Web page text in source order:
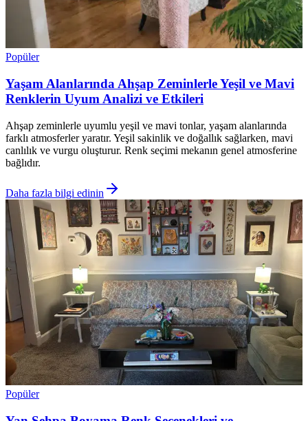
Popüler
Yaşam Alanlarında Ahşap Zeminlerle Yeşil ve Mavi
Renklerin Uyum Analizi ve Etkileri
Ahşap zeminlerle uyumlu yeşil ve mavi tonlar, yaşam alanlarında
farklı atmosferler yaratır. Yeşil sakinlik ve doğallık sağlarken, mavi
canlılık ve vurgu oluşturur. Renk seçimi mekanın genel atmosferine
bağlıdır.
Daha fazla bilgi edinin
Popüler